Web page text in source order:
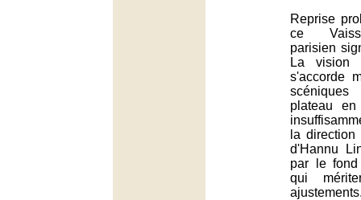
Reprise
ce
parisien
La vision
s'accorde
plateau en
la direction
d'Hannu
par le fond
qui